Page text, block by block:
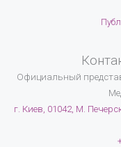
Официальный
г. Киев, 01042, М.